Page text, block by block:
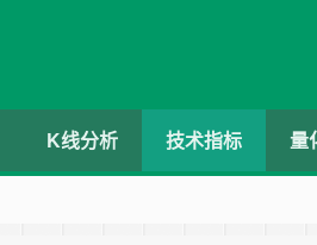
K线分析 技术指标 量